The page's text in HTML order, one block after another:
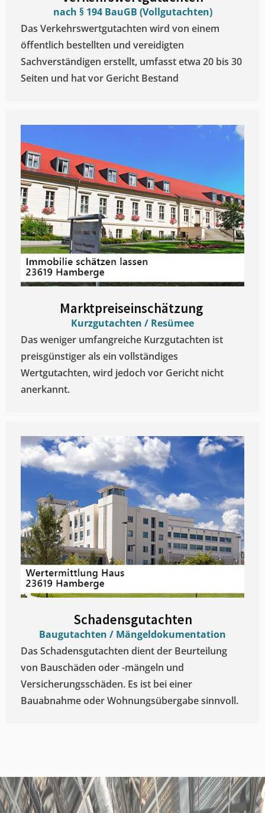
nach § 194 BauGB (Vollgutachten)
Das Verkehrswertgutachten wird von einem
öffentlich bestellten und vereidigten
Sachverständigen erstellt, umfasst etwa 20 bis 30
Seiten und hat vor Gericht Bestand
Marktpreiseinschätzung ​
Kurzgutachten / Resümee
Das weniger umfangreiche Kurzgutachten ist
preisgünstiger als ein vollständiges
Wertgutachten, wird jedoch vor Gericht nicht
anerkannt.
Schadensgutachten
Baugutachten / Mängeldokumentation
Das Schadensgutachten dient der Beurteilung
von Bauschäden oder -mängeln und
Versicherungsschäden. Es ist bei einer
Bauabnahme oder Wohnungsübergabe sinnvoll.